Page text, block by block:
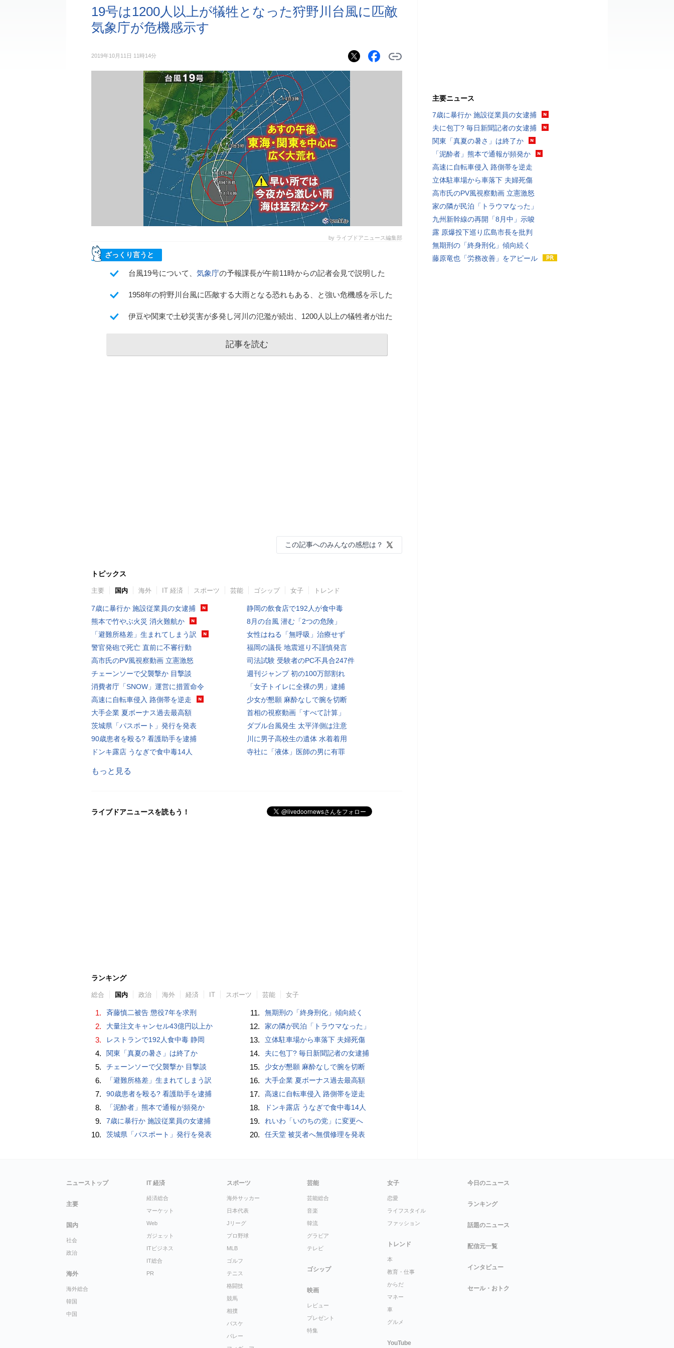
19号は1200人以上が犠牲となった狩野川台風に匹敵
気象庁が危機感示す
2019年10月11日 11時14分
by ライブドアニュース編集部
ざっくり言うと
台風19号について、 気象庁の予報課長が午前11時からの記者会見で説明した
1958年の狩野川台風に匹敵する大雨となる恐れもある、と強い危機感を示した
伊豆や関東で土砂災害が多発し河川の氾濫が続出、1200人以上の犠牲者が出た
記事を読む
この記事へのみんなの感想は？
トピックス
主要 国内 海外 IT 経済 スポーツ 芸能 ゴシップ 女子 トレンド
7歳に暴行か 施設従業員の女逮捕
熊本で竹やぶ火災 消火難航か
「避難所格差」生まれてしまう訳
警官発砲で死亡 直前に不審行動
高市氏のPV風視察動画 立憲激怒
チェーンソーで父襲撃か 目撃談
消費者庁「SNOW」運営に措置命令
高速に自転車侵入 路側帯を逆走
大手企業 夏ボーナス過去最高額
茨城県「パスポート」発行を発表
90歳患者を殴る? 看護助手を逮捕
ドンキ露店 うなぎで食中毒14人
静岡の飲食店で192人が食中毒
8月の台風 潜む「2つの危険」
女性はねる「無呼吸」治療せず
福岡の議長 地震巡り不謹慎発言
司法試験 受験者のPC不具合247件
週刊ジャンプ 初の100万部割れ
「女子トイレに全裸の男」逮捕
少女が懇願 麻酔なしで腕を切断
首相の視察動画「すべて計算」
ダブル台風発生 太平洋側は注意
川に男子高校生の遺体 水着着用
寺社に「液体」医師の男に有罪
もっと見る
ライブドアニュースを読もう！
ランキング
総合 国内 政治 海外 経済 IT スポーツ 芸能 女子
1. 斉藤慎二被告 懲役7年を求刑
2. 大量注文キャンセル43億円以上か
3. レストランで192人食中毒 静岡
4. 関東「真夏の暑さ」は終了か
5. チェーンソーで父襲撃か 目撃談
6. 「避難所格差」生まれてしまう訳
7. 90歳患者を殴る? 看護助手を逮捕
8. 「泥酔者」熊本で通報が頻発か
9. 7歳に暴行か 施設従業員の女逮捕
10. 茨城県「パスポート」発行を発表
11. 無期刑の「終身刑化」傾向続く
12. 家の隣が民泊「トラウマなった」
13. 立体駐車場から車落下 夫婦死傷
14. 夫に包丁? 毎日新聞記者の女逮捕
15. 少女が懇願 麻酔なしで腕を切断
16. 大手企業 夏ボーナス過去最高額
17. 高速に自転車侵入 路側帯を逆走
18. ドンキ露店 うなぎで食中毒14人
19. れいわ「いのちの党」に変更へ
20. 任天堂 被災者へ無償修理を発表
主要ニュース
7歳に暴行か 施設従業員の女逮捕
夫に包丁? 毎日新聞記者の女逮捕
関東「真夏の暑さ」は終了か
「泥酔者」熊本で通報が頻発か
高速に自転車侵入 路側帯を逆走
立体駐車場から車落下 夫婦死傷
高市氏のPV風視察動画 立憲激怒
家の隣が民泊「トラウマなった」
九州新幹線の再開「8月中」示唆
露 原爆投下巡り広島市長を批判
無期刑の「終身刑化」傾向続く
藤原竜也「労務改善」をアピール
ニューストップ
主要
国内
社会
政治
海外
海外総合
韓国
中国
IT 経済
経済総合
マーケット
Web
ガジェット
ITビジネス
IT総合
PR
スポーツ
海外サッカー
日本代表
Jリーグ
プロ野球
MLB
ゴルフ
テニス
格闘技
競馬
相撲
バスケ
バレー
芸能
芸能総合
音楽
韓流
グラビア
テレビ
ゴシップ
映画
レビュー
プレゼント
特集
女子
恋愛
ライフスタイル
ファッション
トレンド
本
教育・仕事
からだ
マネー
車
グルメ
YouTube
今日のニュース
ランキング
話題のニュース
配信元一覧
インタビュー
セール・おトク